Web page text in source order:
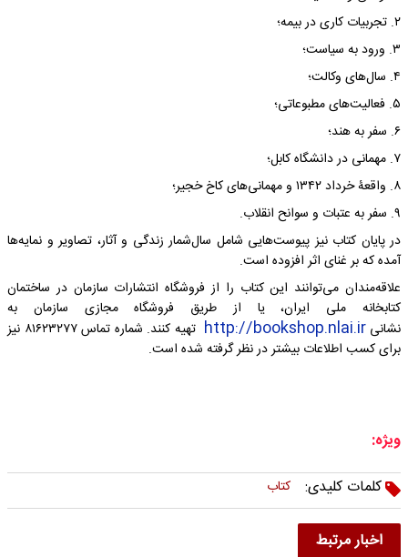
۲. تجربیات کاری در بیمه؛
۳. ورود به سیاست؛
۴. سال‌های وکالت؛
۵. فعالیت‌های مطبوعاتی؛
۶. سفر به هند؛
۷. مهمانی در دانشگاه کابل؛
۸. واقعۀ خرداد ۱۳۴۲ و مهمانی‌های کاخ خجیر؛
۹. سفر به عتبات و سوانح انقلاب.
در پایان کتاب نیز پیوست‌هایی شامل سال‌شمار زندگی و آثار، تصاویر و نمایه‌ها
آمده که بر غنای اثر افزوده است.
علاقه‌مندان می‌توانند این کتاب را از فروشگاه انتشارات سازمان در ساختمان
کتابخانه ملی ایران، یا از طریق فروشگاه مجازی سازمان به
نشانیhttp://bookshop.nlai.ir
تهیه کنند. شماره تماس ۸۱۶۲۳۲۷۷ نیز
برای کسب اطلاعات بیشتر در نظر گرفته شده است.
ویژه:
کلمات کلیدی:
کتاب
اخبار مرتبط